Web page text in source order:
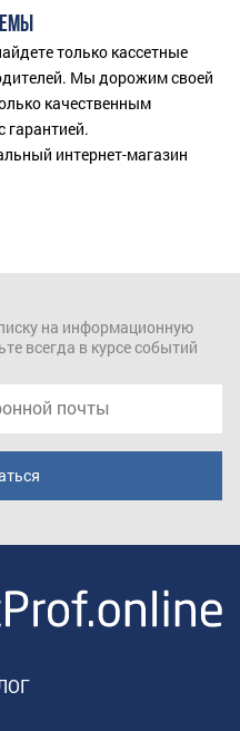
только кассетные
Мы дорожим своей
качественным
гарантией.
интернет-магазин
на информационную
всегда в курсе событий